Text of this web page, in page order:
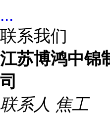
...
联系我们
江苏博鸿中锦
司
联系人 焦工